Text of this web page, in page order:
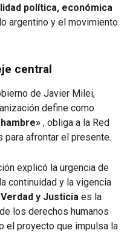
política, económica
argentino y el movimiento
central
de Javier Milei,
define como
, obliga a la Red
para afrontar el presente.
explicó la urgencia de
continuidad y la vigencia
y Justicia es la
los derechos humanos
el proyecto que impulsa la